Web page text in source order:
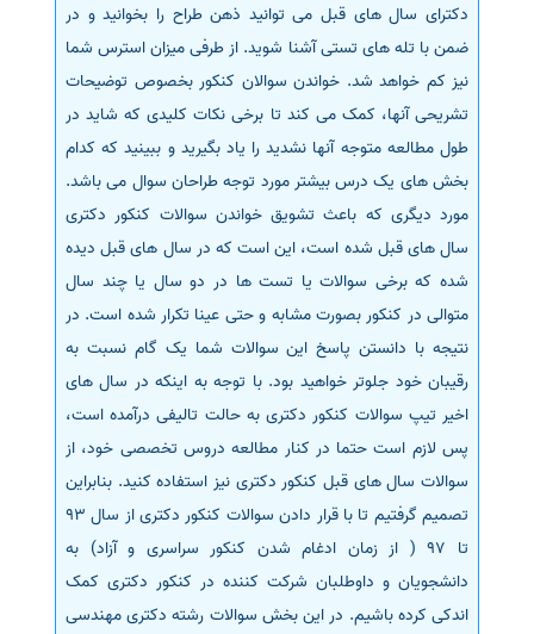
سفارش چکیده گرافیکی
سفارش تهیه کاورلتر
سفارش انگیزه‌نامه‌SOP
دکترای سال های قبل می توانید ذهن طراح را بخوانید و در
ضمن با تله های تستی آشنا شوید. از طرفی میزان استرس شما
نیز کم خواهد شد. خواندن سوالان کنکور بخصوص توضیحات
تشریحی آنها، کمک می کند تا برخی نکات کلیدی که شاید در
طول مطالعه متوجه آنها نشدید را یاد بگیرید و ببینید که کدام
بخش های یک درس بیشتر مورد توجه طراحان سوال می باشد.
مورد دیگری که باعث تشویق خواندن سوالات کنکور دکتری
سال های قبل شده است، این است که در سال های قبل دیده
شده که برخی سوالات یا تست ها در دو سال یا چند سال
متوالی در کنکور بصورت مشابه و حتی عینا تکرار شده است. در
نتیجه با دانستن پاسخ این سوالات شما یک گام نسبت به
رقیبان خود جلوتر خواهید بود. با توجه به اینکه در سال های
اخیر تیپ سوالات کنکور دکتری به حالت تالیفی درآمده است،
پس لازم است حتما در کنار مطالعه دروس تخصصی خود، از
سوالات سال های قبل کنکور دکتری نیز استفاده کنید. بنابراین
تصمیم گرفتیم تا با قرار دادن سوالات کنکور دکتری از سال 93
تا 97 ( از زمان ادغام شدن کنکور سراسری و آزاد) به
دانشجویان و داوطلبان شرکت کننده در کنکور دکتری کمک
اندکی کرده باشیم. در این بخش سوالات رشته دکتری مهندسی